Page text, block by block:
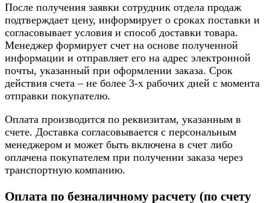
После получения заявки сотрудник отдела продаж
подтверждает цену, информирует о сроках поставки и
согласовывает условия и способ доставки товара.
Менеджер формирует счет на основе полученной
информации и отправляет его на адрес электронной
почты, указанный при оформлении заказа. Срок
действия счета – не более 3-х рабочих дней с момента
отправки покупателю.
Оплата производится по реквизитам, указанным в
счете. Доставка согласовывается с персональным
менеджером и может быть включена в счет либо
оплачена покупателем при получении заказа через
транспортную компанию.
Оплата по безналичному расчету (по счету